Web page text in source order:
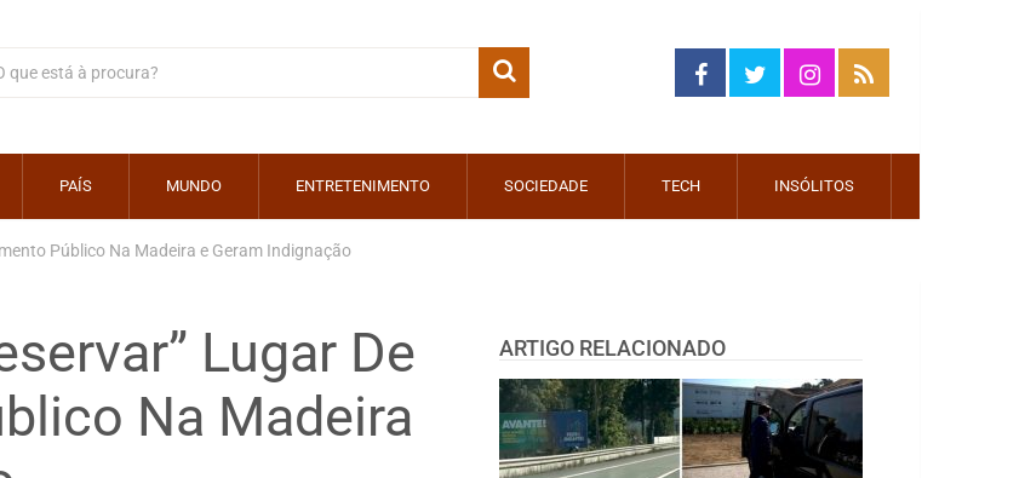
PAÍS MUNDO ENTRETENIMENTO SOCIEDADE TECH INSÓLITOS
Público Na Madeira e Geram Indignação
Lugar De
Na Madeira
ARTIGO RELACIONADO